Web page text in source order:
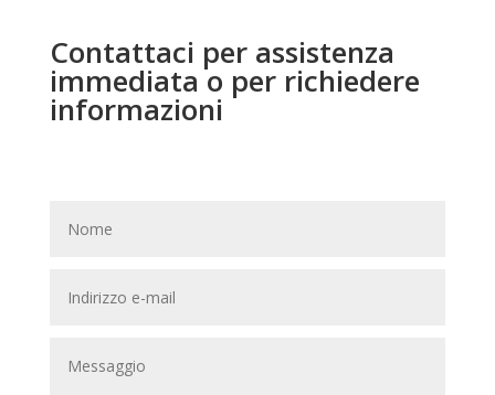
Contattaci per assistenza
immediata o per richiedere
informazioni